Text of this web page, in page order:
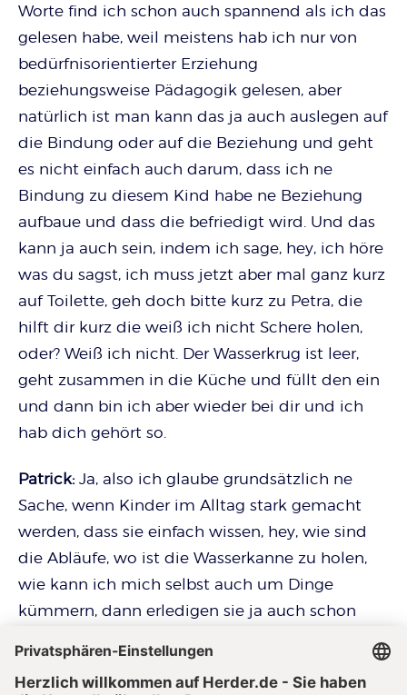
Worte find ich schon auch spannend als ich das
gelesen habe, weil meistens hab ich nur von
bedürfnisorientierter Erziehung
beziehungsweise Pädagogik gelesen, aber
natürlich ist man kann das ja auch auslegen auf
die Bindung oder auf die Beziehung und geht
es nicht einfach auch darum, dass ich ne
Bindung zu diesem Kind habe ne Beziehung
aufbaue und dass die befriedigt wird. Und das
kann ja auch sein, indem ich sage, hey, ich höre
was du sagst, ich muss jetzt aber mal ganz kurz
auf Toilette, geh doch bitte kurz zu Petra, die
hilft dir kurz die weiß ich nicht Schere holen,
oder? Weiß ich nicht. Der Wasserkrug ist leer,
geht zusammen in die Küche und füllt den ein
und dann bin ich aber wieder bei dir und ich
hab dich gehört so.
Patrick: Ja, also ich glaube grundsätzlich ne
Sache, wenn Kinder im Alltag stark gemacht
werden, dass sie einfach wissen, hey, wie sind
die Abläufe, wo ist die Wasserkanne zu holen,
wie kann ich mich selbst auch um Dinge
kümmern, dann erledigen sie ja auch schon
Sache, nee, ich brauch jetzt ne Schere, warum
sind die nicht unten aus dem Grund, weil letzte